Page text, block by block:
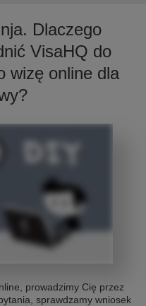
Dlaczego
VisaHQ do
wizę online dla
prowadzimy Cię przez
sprawdzamy wniosek